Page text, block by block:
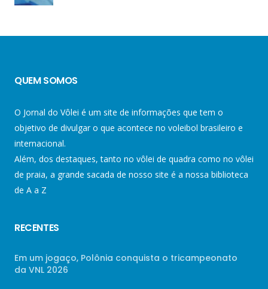
QUEM SOMOS
O Jornal do Vôlei é um site de informações que tem o
objetivo de divulgar o que acontece no voleibol brasileiro e
internacional.
Além, dos destaques, tanto no vôlei de quadra como no vôlei
de praia, a grande sacada de nosso site é a nossa biblioteca
de A a Z
RECENTES
Em um jogaço, Polônia conquista o tricampeonato
da VNL 2026